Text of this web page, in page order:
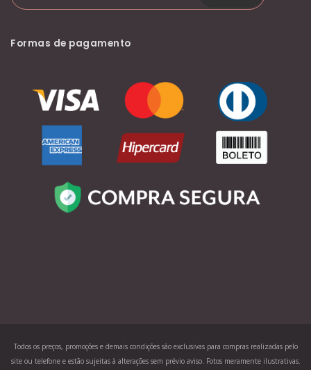
Formas de pagamento
Todos os preços, promoções e demais condições são exclusivas para compras realizadas pelo
site ou telefone e estão sujeitas à alterações sem prévio aviso. Fotos meramente ilustrativas.